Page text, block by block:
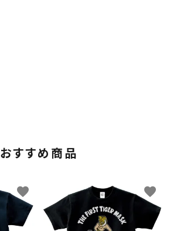
おすすめ商品
favorite favorite